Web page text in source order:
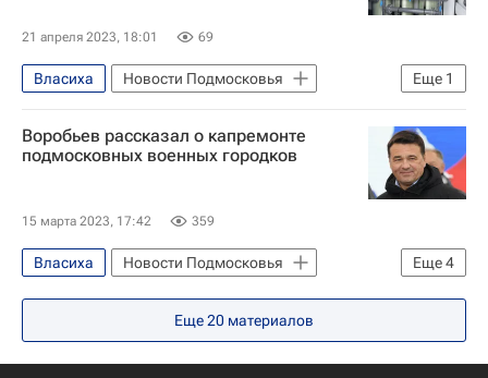
21 апреля 2023, 18:01 69
Еще 1
Власиха
Новости Подмосковья
Московская область (Подмосковье)
Воробьев рассказал о капремонте
подмосковных военных городков
15 марта 2023, 17:42 359
Еще4
Власиха
Новости Подмосковья
Московская область (Подмосковье)
Андрей Воробьев
Капремонт
Еще20 материалов